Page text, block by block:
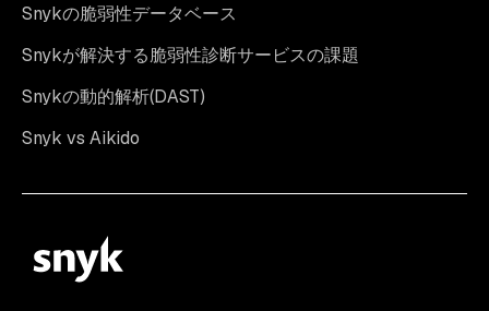
Snykの脆弱性データベース
Snykが解決する脆弱性診断サービスの課題
Snykの動的解析(DAST)
Snyk vs Aikido